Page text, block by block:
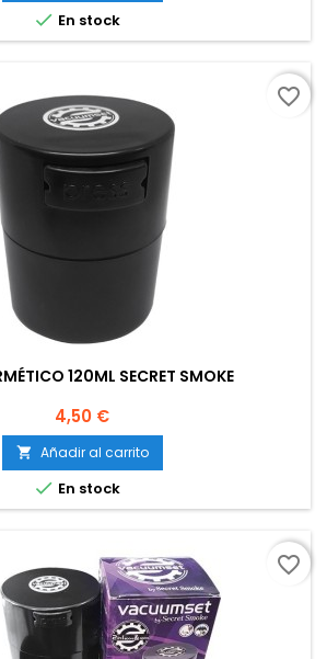
 En stock
120ML SECRET SMOKE
Precio
4,50 €
 Añadir al carrito
 En stock
favorite_border
favorite_border